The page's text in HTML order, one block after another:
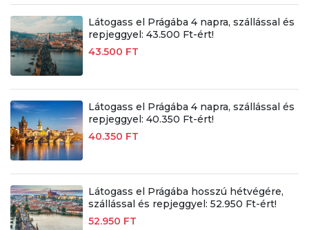
Látogass el Prágába 4 napra, szállással és
repjeggyel: 43.500 Ft-ért!
43.500 FT
Látogass el Prágába 4 napra, szállással és
repjeggyel: 40.350 Ft-ért!
40.350 FT
Látogass el Prágába hosszú hétvégére,
szállással és repjeggyel: 52.950 Ft-ért!
52.950 FT